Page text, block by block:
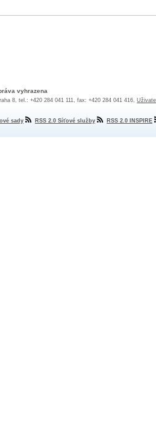
vyhrazena
8, tel.: +420 284 041 111, fax: +420 284 041 416,
sady RSS 2.0 Síťové služby RSS 2.0 INSPIRE